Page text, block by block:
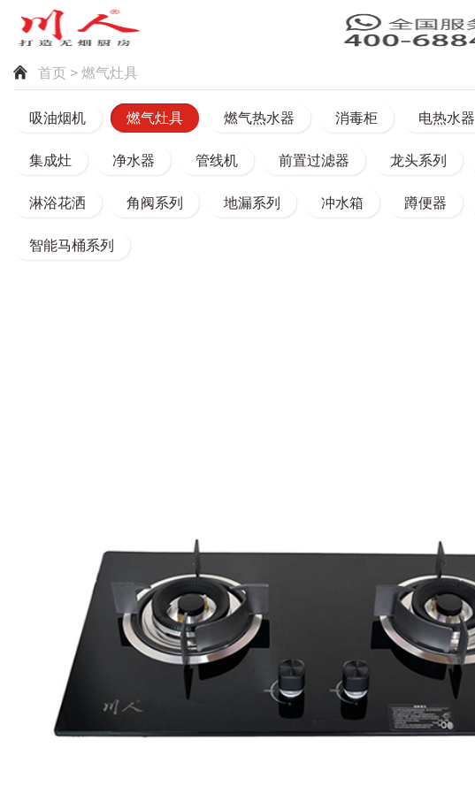
首页 > 燃气灶具
吸油烟机 燃气灶具 燃气热水器 消毒柜 电热水器
集成灶 净水器 管线机 前置过滤器 龙头系列
淋浴花洒 角阀系列 地漏系列 冲水箱 蹲便器
智能马桶系列